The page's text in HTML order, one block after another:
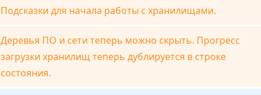
Подсказки для начала работы с хранилищами.
Деревья ПО и сети теперь можно скрыть. Прогресс
загрузки хранилищ теперь дублируется в строке
состояния.